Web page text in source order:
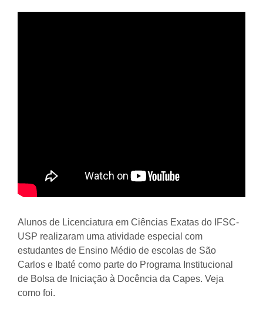
Alunos de Licenciatura em Ciências Exatas do IFSC-
USP realizaram uma atividade especial com
estudantes de Ensino Médio de escolas de São
Carlos e Ibaté como parte do Programa Institucional
de Bolsa de Iniciação à Docência da Capes. Veja
como foi.